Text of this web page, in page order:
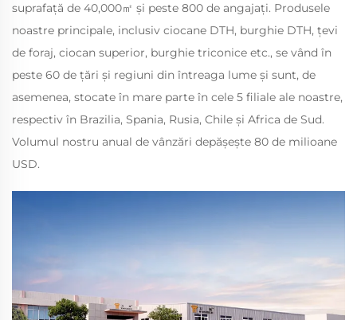
suprafață de 40,000㎡ și peste 800 de angajați. Produsele
noastre principale, inclusiv ciocane DTH, burghie DTH, țevi
de foraj, ciocan superior, burghie triconice etc., se vând în
peste 60 de țări și regiuni din întreaga lume și sunt, de
asemenea, stocate în mare parte în cele 5 filiale ale noastre,
respectiv în Brazilia, Spania, Rusia, Chile și Africa de Sud.
Volumul nostru anual de vânzări depășește 80 de milioane
USD.